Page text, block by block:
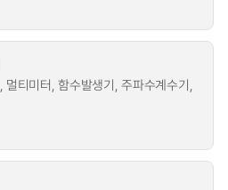
멀티미터, 함수발생기, 주파수계수기,